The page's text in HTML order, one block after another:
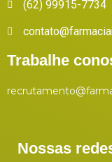
(62) 99915-7734
Trabalhe
Nossas